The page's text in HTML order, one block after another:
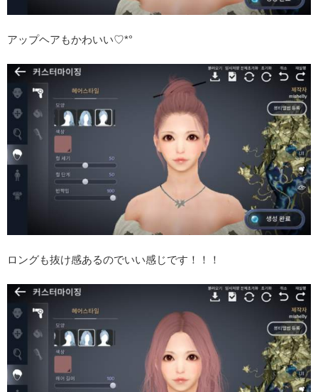
アップヘアもかわいい♡*°
ロングも抜け感あるのでいい感じです！！！